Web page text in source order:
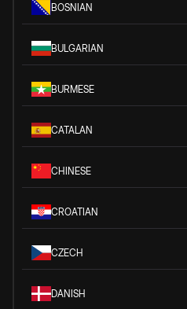
BOSNIAN
BULGARIAN
BURMESE
CATALAN
CHINESE
CROATIAN
CZECH
DANISH